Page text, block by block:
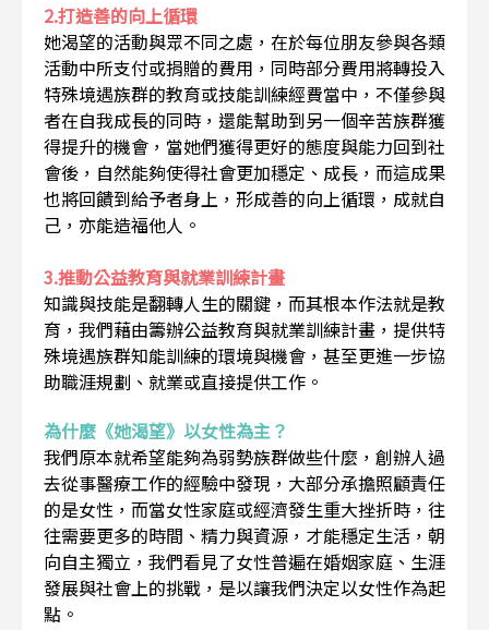
2.打造善的向上循環
她渴望的活動與眾不同之處，在於每位朋友參與各類
活動中所支付或捐贈的費用，同時部分費用將轉投入
特殊境遇族群的教育或技能訓練經費當中，不僅參與
者在自我成長的同時，還能幫助到另一個辛苦族群獲
得提升的機會，當她們獲得更好的態度與能力回到社
會後，自然能夠使得社會更加穩定、成長，而這成果
也將回饋到給予者身上，形成善的向上循環，成就自
己，亦能造福他人。
3.推動公益教育與就業訓練計畫
知識與技能是翻轉人生的關鍵，而其根本作法就是教
育，我們藉由籌辦公益教育與就業訓練計畫，提供特
殊境遇族群知能訓練的環境與機會，甚至更進一步協
助職涯規劃、就業或直接提供工作。
為什麼《她渴望》以女性為主？
我們原本就希望能夠為弱勢族群做些什麼，創辦人過
去從事醫療工作的經驗中發現，大部分承擔照顧責任
的是女性，而當女性家庭或經濟發生重大挫折時，往
往需要更多的時間、精力與資源，才能穩定生活，朝
向自主獨立，我們看見了女性普遍在婚姻家庭、生涯
發展與社會上的挑戰，是以讓我們決定以女性作為起
點。